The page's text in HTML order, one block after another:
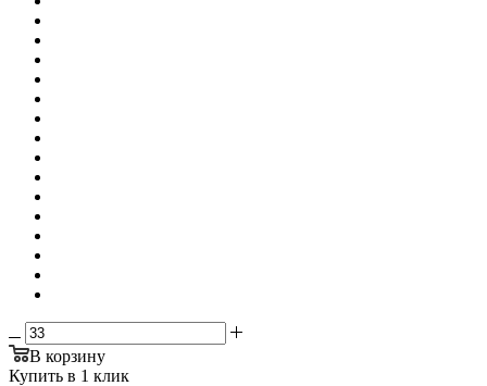
В корзину
Купить в 1 клик